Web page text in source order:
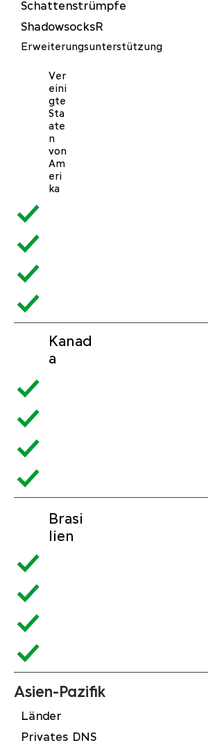
Schattenstrümpfe
ShadowsocksR
Erweiterungsunterstützung
Ver
eini
gte
Sta
ate
n
von
Am
eri
ka
Kanad
a
Brasi
lien
Asien-Pazifik
Länder
Privates DNS